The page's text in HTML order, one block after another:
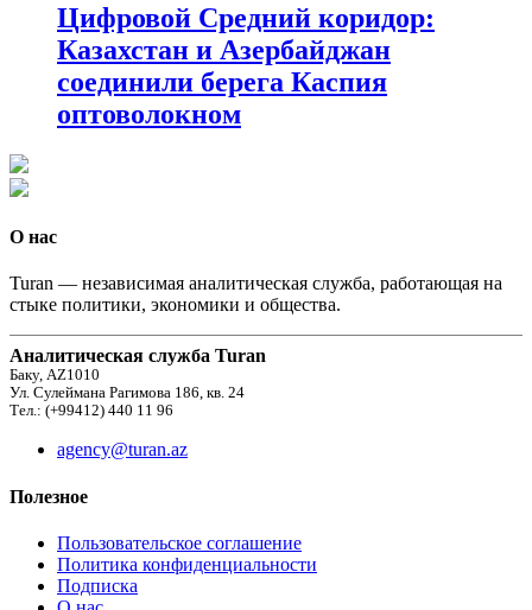
Цифровой Средний коридор:
Казахстан и Азербайджан
соединили берега Каспия
оптоволокном
О нас
Turan — независимая аналитическая служба, работающая на
стыке политики, экономики и общества.
Аналитическая служба Turan
Баку, AZ1010
Ул. Сулеймана Рагимова 186, кв. 24
Тел.: (+99412) 440 11 96
agency@turan.az
Полезное
Пользовательское соглашение
Политика конфиденциальности
Подписка